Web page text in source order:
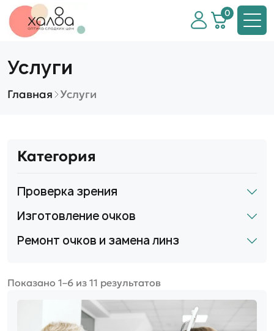
0
Услуги
Главная Услуги
Категория
Проверка зрения
Изготовление очков
Ремонт очков и замена линз
Показано 1–6 из 11 результатов